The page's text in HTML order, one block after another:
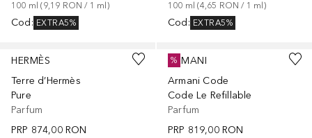
100 ml (9,19 RON / 1 ml )
Cod : EXTRA5%
100 ml (4,65 RON / 1 ml )
Cod : EXTRA5%
HERMÈS
Terre d’Hermès
Pure
Parfum
PRP 874,00 RON
ARMANI
Armani Code
Code Le Refillable
Parfum
PRP 819,00 RON
%